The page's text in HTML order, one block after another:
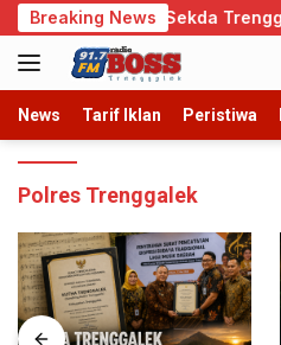
Langsung
ke
konten
Breaking News
Jadi Pj Sekda Trenggalek
News Tarif Iklan Peristiwa
Polres Trenggalek